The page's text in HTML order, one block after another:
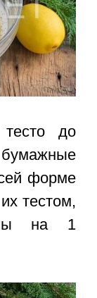
до
форме
тестом,
на 1